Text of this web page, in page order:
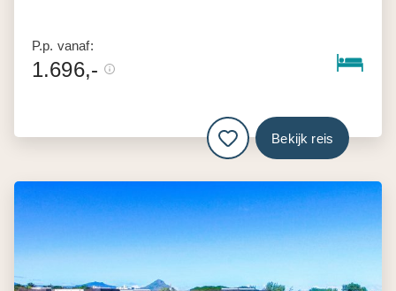
P.p. vanaf:
1.696,-
Bekijk reis